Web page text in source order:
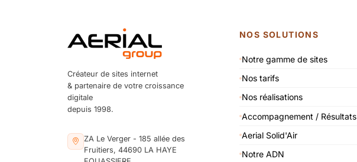
Créateur de sites internet
& partenaire de votre croissance
digitale
depuis 1998.
ZA Le Verger - 185 allée des
Fruitiers, 44690 LA HAYE
NOS SOLUTIONS
Notre gamme de sites
Nos tarifs
Nos réalisations
Accompagnement / Résultats
Aerial Solid'Air
Notre ADN